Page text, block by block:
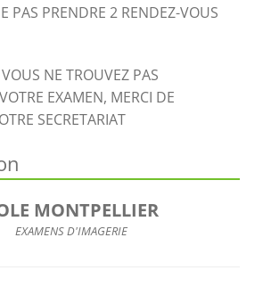
PAS PRENDRE 2 RENDEZ-VOUS
NE TROUVEZ PAS
EXAMEN, MERCI DE
SECRETARIAT
MONTPELLIER
EXAMENS D'IMAGERIE